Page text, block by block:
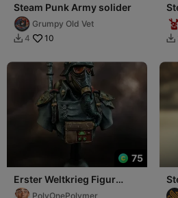
Steam Punk Army solider
Grumpy Old Vet
 4 10 
75
Erster Weltkrieg Figur
BüstePolyOnePolymer